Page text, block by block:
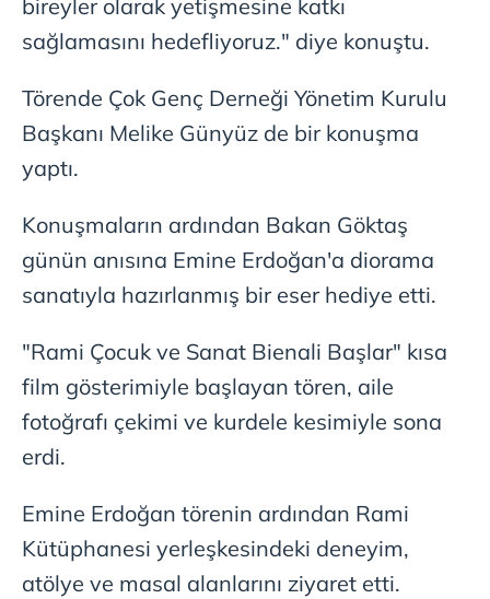
bireyler olarak yetişmesine katkı
sağlamasını hedefliyoruz." diye konuştu.
Törende Çok Genç Derneği Yönetim Kurulu
Başkanı Melike Günyüz de bir konuşma
yaptı.
Konuşmaların ardından Bakan Göktaş
günün anısına Emine Erdoğan'a diorama
sanatıyla hazırlanmış bir eser hediye etti.
"Rami Çocuk ve Sanat Bienali Başlar" kısa
film gösterimiyle başlayan tören, aile
fotoğrafı çekimi ve kurdele kesimiyle sona
erdi.
Emine Erdoğan törenin ardından Rami
Kütüphanesi yerleşkesindeki deneyim,
atölye ve masal alanlarını ziyaret etti.